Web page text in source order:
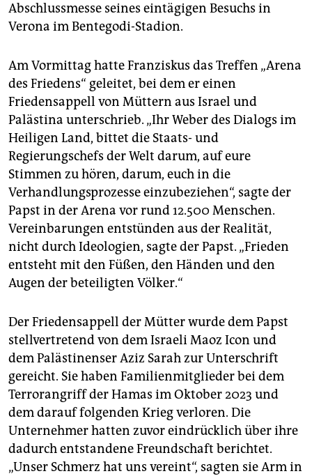
Abschlussmesse seines eintägigen Besuchs in
Verona im Bentegodi-Stadion.
Am Vormittag hatte Franziskus das Treffen „Arena
des Friedens“ geleitet, bei dem er einen
Friedensappell von Müttern aus Israel und
Palästina unterschrieb. „Ihr Weber des Dialogs im
Heiligen Land, bittet die Staats- und
Regierungschefs der Welt darum, auf eure
Stimmen zu hören, darum, euch in die
Verhandlungsprozesse einzubeziehen“, sagte der
Papst in der Arena vor rund 12.500 Menschen.
Vereinbarungen entstünden aus der Realität,
nicht durch Ideologien, sagte der Papst. „Frieden
entsteht mit den Füßen, den Händen und den
Augen der beteiligten Völker.“
Der Friedensappell der Mütter wurde dem Papst
stellvertretend von dem Israeli Maoz Icon und
dem Palästinenser Aziz Sarah zur Unterschrift
gereicht. Sie haben Familienmitglieder bei dem
Terrorangriff der Hamas im Oktober 2023 und
dem darauf folgenden Krieg verloren. Die
Unternehmer hatten zuvor eindrücklich über ihre
dadurch entstandene Freundschaft berichtet.
„Unser Schmerz hat uns vereint“, sagten sie Arm in